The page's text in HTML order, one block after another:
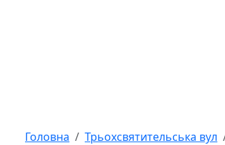
Головна Трьохсвятительська вул